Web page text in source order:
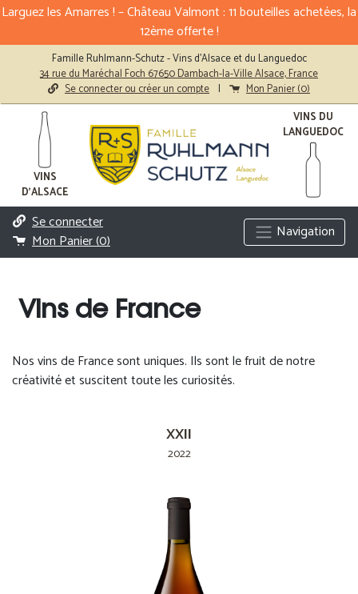
Larguez les Amarres ! – Château Valmont : 11 bouteilles achetées, la
12ème offerte !
Famille Ruhlmann-Schutz - Vins d'Alsace et du Languedoc
34 rue du Maréchal Foch 67650 Dambach-la-Ville Alsace, France
Se connecter ou créer un compte | Mon Panier (0)
VINS
D'ALSACE
VINS DU
LANGUEDOC
Se connecter
Mon Panier (0) Navigation
Vins de France
Nos vins de France sont uniques. Ils sont le fruit de notre
créativité et suscitent toute les curiosités.
XXII
2022